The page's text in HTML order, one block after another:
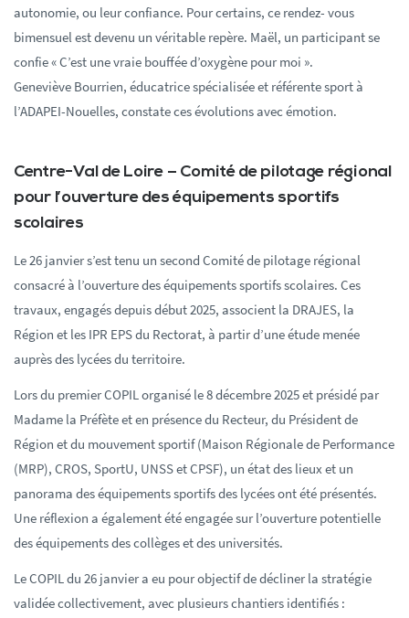
autonomie, ou leur confiance. Pour certains, ce rendez- vous
bimensuel est devenu un véritable repère. Maël, un participant se
confie « C’est une vraie bouffée d’oxygène pour moi ».
Geneviève Bourrien, éducatrice spécialisée et référente sport à
l’ADAPEI-Nouelles, constate ces évolutions avec émotion.
Centre-Val de Loire – Comité de pilotage régional
pour l’ouverture des équipements sportifs
scolaires
Le 26 janvier s’est tenu un second Comité de pilotage régional
consacré à l’ouverture des équipements sportifs scolaires. Ces
travaux, engagés depuis début 2025, associent la DRAJES, la
Région et les IPR EPS du Rectorat, à partir d’une étude menée
auprès des lycées du territoire.
Lors du premier COPIL organisé le 8 décembre 2025 et présidé par
Madame la Préfète et en présence du Recteur, du Président de
Région et du mouvement sportif (Maison Régionale de Performance
(MRP), CROS, SportU, UNSS et CPSF), un état des lieux et un
panorama des équipements sportifs des lycées ont été présentés.
Une réflexion a également été engagée sur l’ouverture potentielle
des équipements des collèges et des universités.
Le COPIL du 26 janvier a eu pour objectif de décliner la stratégie
validée collectivement, avec plusieurs chantiers identifiés :